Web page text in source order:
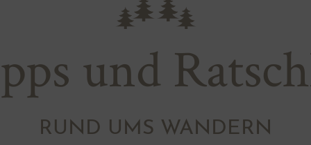
und
RUND UMS WANDERN